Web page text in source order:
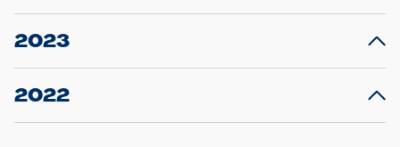
10.12.2024
Großprojekt S5: Sperrung der Bahnstraße in
2023
20.12.2023
Schleswig-Holstein verlängert den
2022
22.12.2022